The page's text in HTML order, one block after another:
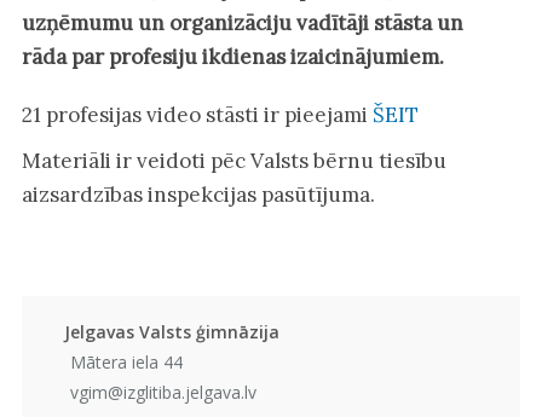
uzņēmumu un organizāciju vadītāji stāsta un
rāda par profesiju ikdienas izaicinājumiem.
21 profesijas video stāsti ir pieejami ŠEIT
Materiāli ir veidoti pēc Valsts bērnu tiesību
aizsardzības inspekcijas pasūtījuma.
Jelgavas Valsts ģimnāzija
Mātera iela 44
vgim@izglitiba.jelgava.lv